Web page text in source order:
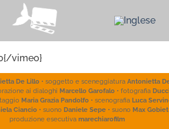
vimeo}
De Lillo • soggetto e sceneggiaturaAntonietta
ai dialoghiMarcello Garofalo • fotografia
Maria Grazia Pandolfo • scenografiaLuca
Ciancio • suonoDaniele Sepe • suonoMax Gobiet
produzione esecutivamarechiarofilm